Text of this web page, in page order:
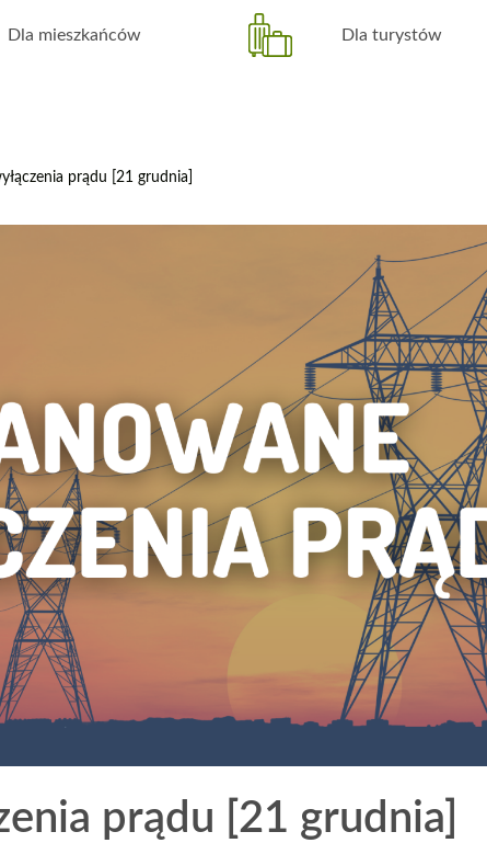
Dla mieszkańców Dla turystów
prądu [21 grudnia]
prądu [21 grudnia]